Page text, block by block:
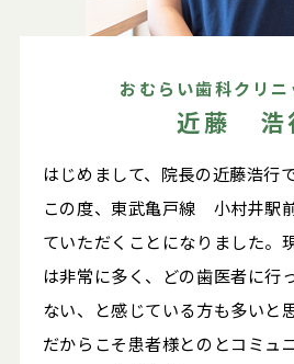
おむらい歯科クリ
近藤 浩
はじめまして、院長の近藤浩行で
この度、東武亀戸線 小村井駅
ていただくことになりました。
は非常に多く、どの歯医者に行
ない、と感じている方も多いと
だからこそ患者様とのとコミュ